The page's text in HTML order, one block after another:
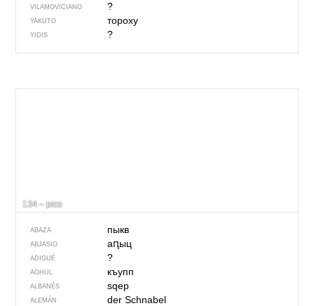
VILAMOVICIANO ?
YAKUTO тороху
YIDIS ?
134 – pico
ABAZA пыкв
ABJASIO аԥыц
ADIGUÉ ?
AGHUL къупп
ALBANÉS sqep
ALEMÁN der Schnabel